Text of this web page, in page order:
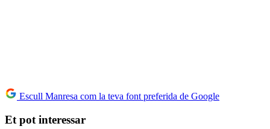
Escull Manresa com la teva font preferida de Google
Et pot interessar